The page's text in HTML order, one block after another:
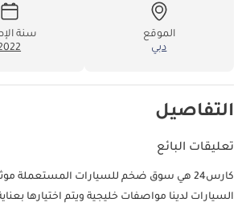
الموقع
دبي
سنة
التفاصيل
تعليقات البائع
كارس24 هي سوق ضخم للسيارات المستعملة موثوق ومضمون ٪كارس24 هي سوق ضخم للسيارات المستعملة موثوق ومضمون ٪١٠٠
السيارات لدينا مواصفات خليجية ويتم اختيارها بعناية من قبل خبراء